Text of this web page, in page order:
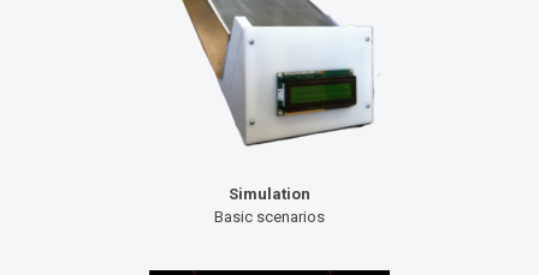
Simulation
Basic scenarios